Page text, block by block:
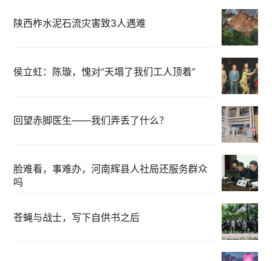
陕西柞水泥石流灾害致3人遇难
侯立虹：陈璇，愧对“天塌了我们工人顶着”
回望赤脚医生——我们弄丢了什么？
脸难看，事难办，河南辉县人社局还服务群众
吗
苍蝇与战士，写下自供书之后